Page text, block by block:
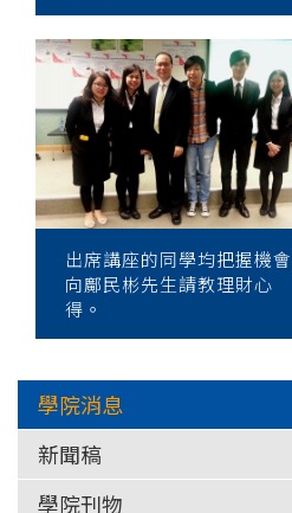
出席講座的同學均把握機會
向鄺民彬先生請教理財心
得。
學院消息
新聞稿
學院刊物